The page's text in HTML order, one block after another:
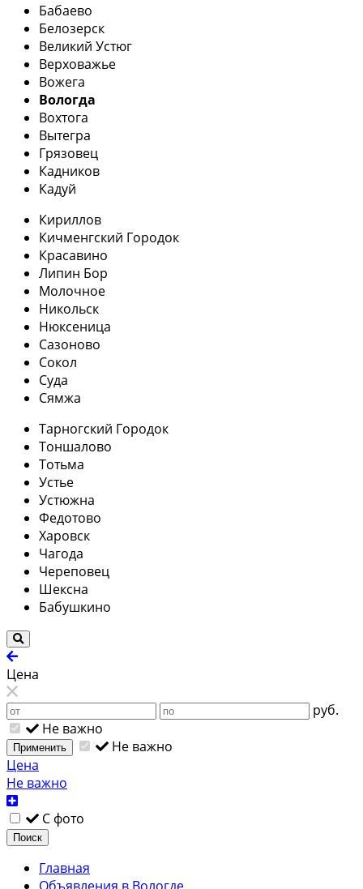
Бабаево
Белозерск
Великий Устюг
Верховажье
Вожега
Вологда
Вохтога
Вытегра
Грязовец
Кадников
Кадуй
Кириллов
Кичменгский Городок
Красавино
Липин Бор
Молочное
Никольск
Нюксеница
Сазоново
Сокол
Суда
Сямжа
Тарногский Городок
Тоншалово
Тотьма
Устье
Устюжна
Федотово
Харовск
Чагода
Череповец
Шексна
Бабушкино
Цена
руб.
Не важно
Применить
Не важно
Цена
Не важно
С фото
Поиск
Главная